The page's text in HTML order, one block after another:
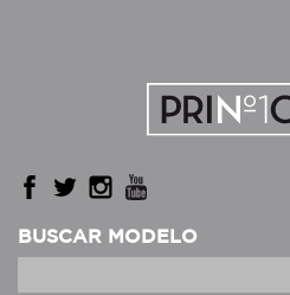
BUSCAR MODELO